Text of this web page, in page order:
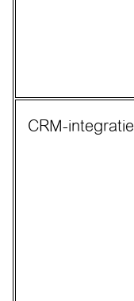
CRM-integratie